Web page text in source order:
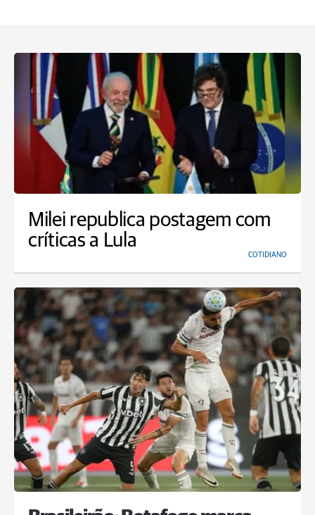
Milei republica postagem com
críticas a Lula
COTIDIANO